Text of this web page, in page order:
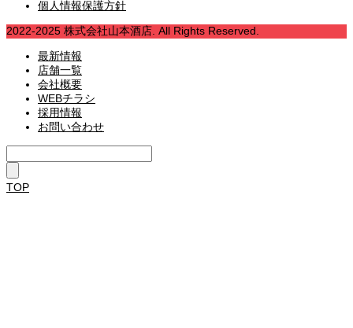
個人情報保護方針
2022-2025 株式会社山本酒店. All Rights Reserved.
最新情報
店舗一覧
会社概要
WEBチラシ
採用情報
お問い合わせ
TOP